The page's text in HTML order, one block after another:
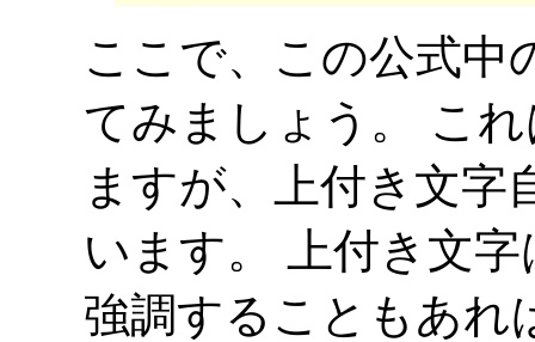
ここで、この公式中
てみましょう。 こ
ますが、上付き文字
います。 上付き文
強調することもあれ